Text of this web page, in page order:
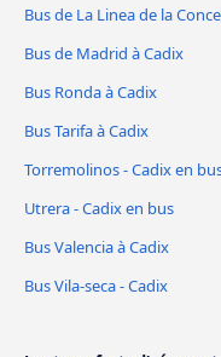
Bus de La Linea de la
Bus de Madrid à Cadix
Bus Ronda à Cadix
Bus Tarifa à Cadix
Torremolinos - Cadix en
Utrera - Cadix en bus
Bus Valencia à Cadix
Bus Vila-seca - Cadix